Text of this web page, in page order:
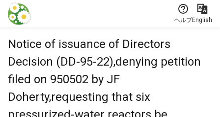
本文に飛ぶ
ヘルプEnglish
Notice of issuance of Directors
Decision (DD-95-22),denying petition
filed on 950502 by JF
Doherty,requesting that six